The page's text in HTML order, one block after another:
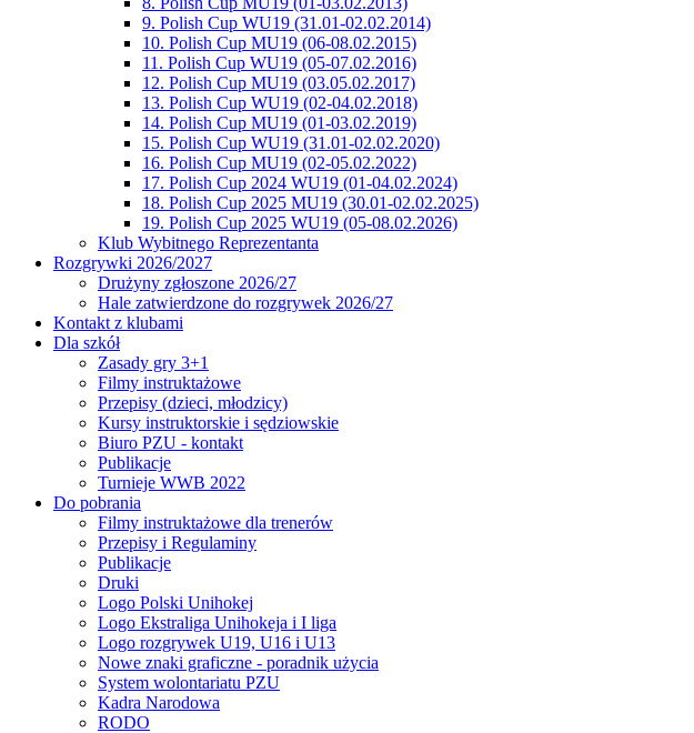
9. Polish Cup WU19 (31.01-02.02.2014)
10. Polish Cup MU19 (06-08.02.2015)
11. Polish Cup WU19 (05-07.02.2016)
12. Polish Cup MU19 (03.05.02.2017)
13. Polish Cup WU19 (02-04.02.2018)
14. Polish Cup MU19 (01-03.02.2019)
15. Polish Cup WU19 (31.01-02.02.2020)
16. Polish Cup MU19 (02-05.02.2022)
17. Polish Cup 2024 WU19 (01-04.02.2024)
18. Polish Cup 2025 MU19 (30.01-02.02.2025)
19. Polish Cup 2025 WU19 (05-08.02.2026)
Klub Wybitnego Reprezentanta
Rozgrywki 2026/2027
Drużyny zgłoszone 2026/27
Hale zatwierdzone do rozgrywek 2026/27
Kontakt z klubami
Dla szkół
Zasady gry 3+1
Filmy instruktażowe
Przepisy (dzieci, młodzicy)
Kursy instruktorskie i sędziowskie
Biuro PZU - kontakt
Publikacje
Turnieje WWB 2022
Do pobrania
Filmy instruktażowe dla trenerów
Przepisy i Regulaminy
Publikacje
Druki
Logo Polski Unihokej
Logo Ekstraliga Unihokeja i I liga
Logo rozgrywek U19, U16 i U13
Nowe znaki graficzne - poradnik użycia
System wolontariatu PZU
Kadra Narodowa
RODO